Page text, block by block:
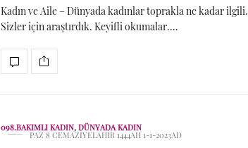
Kadın ve Aile – Dünyada kadınlar toprakla ne kadar ilgili.
Sizler için araştırdık. Keyifli okumalar.…
098.BAKIMLI KADIN, DÜNYADA KADIN
PAZ 8 CEMAZIYELAHIR 1444AH 1-1-2023AD